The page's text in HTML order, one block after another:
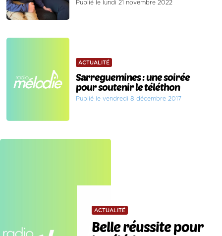
Publié le lundi 21 novembre 2022
ACTUALITÉ
Sarreguemines : une soirée
pour soutenir le téléthon
Publié le vendredi 8 décembre 2017
ACTUALITÉ
Belle réussite pour